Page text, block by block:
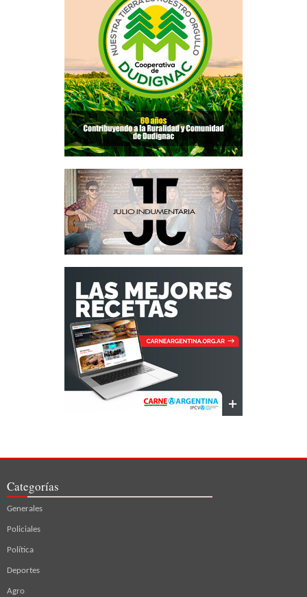
Categorías
Generales
Policiales
Política
Deportes
Agro